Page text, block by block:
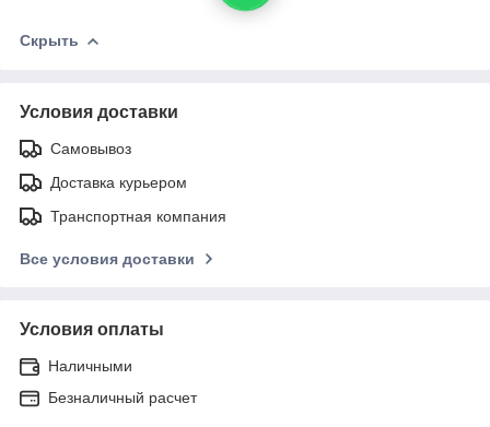
Скрыть
Условия доставки
Самовывоз
Доставка курьером
Транспортная компания
Все условия доставки
Условия оплаты
Наличными
Безналичный расчет